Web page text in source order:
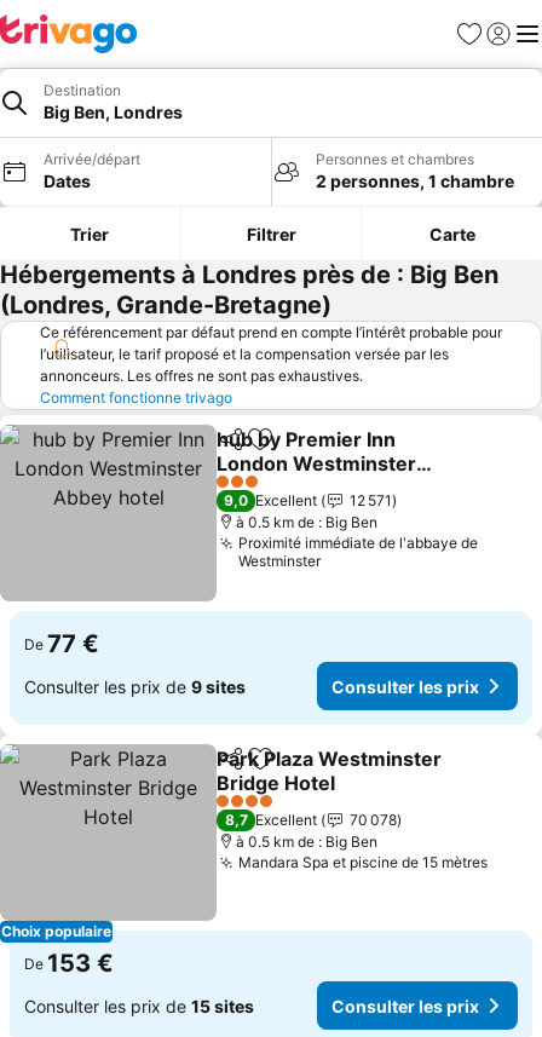
Favoris
Se
Destination
Big Ben, Londres
Arrivée/départ
Dates
Personnes et chambres
2 personnes, 1 chambre
Trier Filtrer Carte
Hébergements à Londres près de : Big Ben
(Londres, Grande-Bretagne)
Ce référencement par défaut prend en compte l’intérêt probable pour
l’utilisateur, le tarif proposé et la compensation versée par les
annonceurs. Les offres ne sont pas exhaustives.
Comment fonctionne trivago
PartagerAjouter à mes favoris
hub by Premier Inn
London Westminster
Abbey hotel
Consulter les prix
3 Étoiles
9,0 Excellent
12 571
à 0.5 km de : Big Ben
Proximité immédiate de l'abbaye de
Westminster
De 77 €
Consulter les prix de 9 sites Consulter les prix
Choix populaire
PartagerAjouter à mes favoris
Park Plaza Westminster
Bridge Hotel
Consulter les prix
4 Étoiles
8,7 Excellent
70 078
à 0.5 km de : Big Ben
Mandara Spa et piscine de 15 mètres
De 153 €
Consulter les prix de 15 sites Consulter les prix